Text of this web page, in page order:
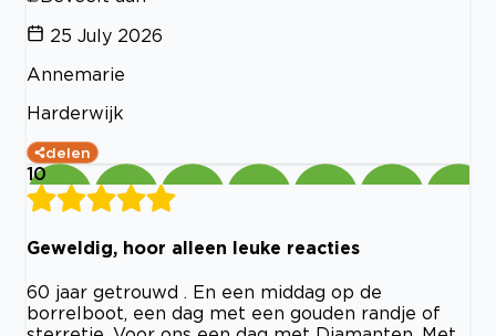
25 July 2026
Annemarie
Harderwijk
delen
10
Geweldig, hoor alleen leuke reacties
60 jaar getrouwd . En een middag op de
borrelboot, een dag met een gouden randje of